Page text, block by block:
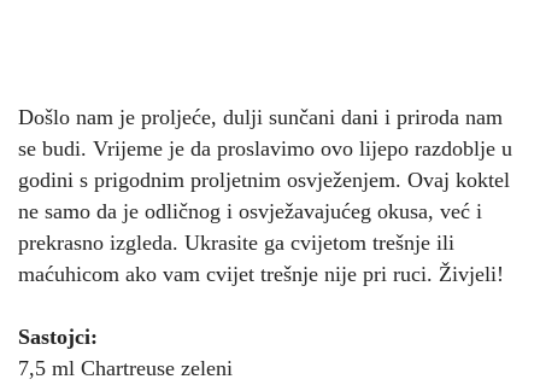
Došlo nam je proljeće, dulji sunčani dani i priroda nam
se budi. Vrijeme je da proslavimo ovo lijepo razdoblje u
godini s prigodnim proljetnim osvježenjem. Ovaj koktel
ne samo da je odličnog i osvježavajućeg okusa, već i
prekrasno izgleda. Ukrasite ga cvijetom trešnje ili
maćuhicom ako vam cvijet trešnje nije pri ruci. Živjeli!
Sastojci:
7,5 ml Chartreuse zeleni